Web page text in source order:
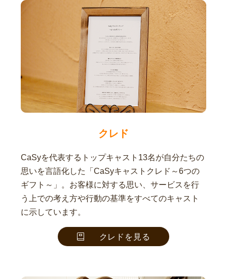
クレド
CaSyを代表するトップキャスト13名が自分たちの
思いを言語化した「CaSyキャストクレド～6つの
ギフト～」。お客様に対する思い、サービスを行
う上での考え方や行動の基準をすべてのキャスト
に示しています。
クレドを見る